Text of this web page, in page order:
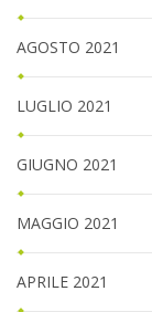
AGOSTO 2021
LUGLIO 2021
GIUGNO 2021
MAGGIO 2021
APRILE 2021